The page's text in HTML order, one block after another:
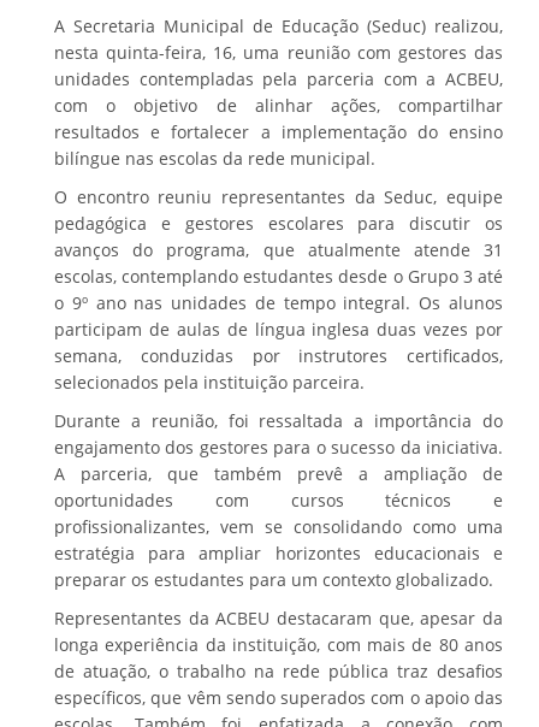
A Secretaria Municipal de Educação (Seduc) realizou,
nesta quinta-feira, 16, uma reunião com gestores das
unidades contempladas pela parceria com a ACBEU,
com o objetivo de alinhar ações, compartilhar
resultados e fortalecer a implementação do ensino
bilíngue nas escolas da rede municipal.
O encontro reuniu representantes da Seduc, equipe
pedagógica e gestores escolares para discutir os
avanços do programa, que atualmente atende 31
escolas, contemplando estudantes desde o Grupo 3 até
o 9º ano nas unidades de tempo integral. Os alunos
participam de aulas de língua inglesa duas vezes por
semana, conduzidas por instrutores certificados,
selecionados pela instituição parceira.
Durante a reunião, foi ressaltada a importância do
engajamento dos gestores para o sucesso da iniciativa.
A parceria, que também prevê a ampliação de
oportunidades com cursos técnicos e
profissionalizantes, vem se consolidando como uma
estratégia para ampliar horizontes educacionais e
preparar os estudantes para um contexto globalizado.
Representantes da ACBEU destacaram que, apesar da
longa experiência da instituição, com mais de 80 anos
de atuação, o trabalho na rede pública traz desafios
específicos, que vêm sendo superados com o apoio das